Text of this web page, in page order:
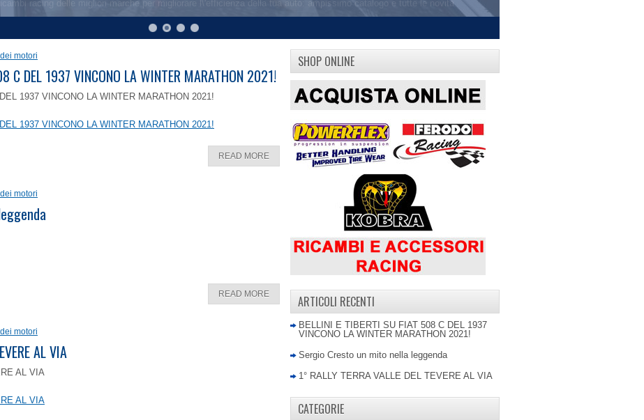
motori
C DEL 1937 VINCONO LA WINTER MARATHON 2021!
1937 VINCONO LA WINTER MARATHON 2021!
1937 VINCONO LA WINTER MARATHON 2021!
READ MORE
motori
READ MORE
motori
AL VIA
AL VIA
AL VIA
SHOP ONLINE
ARTICOLI RECENTI
BELLINI E TIBERTI SU FIAT 508 C DEL 1937
VINCONO LA WINTER MARATHON 2021!
Sergio Cresto un mito nella leggenda
1° RALLY TERRA VALLE DEL TEVERE AL VIA
CATEGORIE